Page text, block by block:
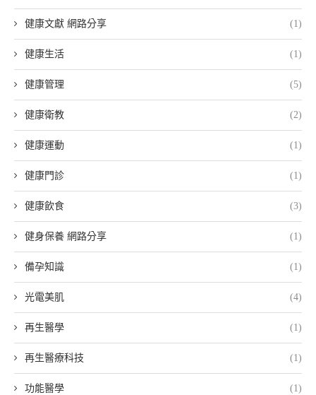
健康文獻 網路分享 (1)
健康生活 (1)
健康管理 (5)
健康衛教 (2)
健康運動 (1)
健康門診 (1)
健康飲食 (3)
健身保養 網路分享 (1)
備孕知識 (1)
光電美肌 (4)
再生醫學 (1)
再生醫療科技 (1)
功能醫學 (1)